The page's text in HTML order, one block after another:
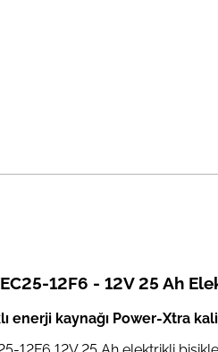
12F6 - 12V 25 Ah
enerji kaynağı Power-Xtra